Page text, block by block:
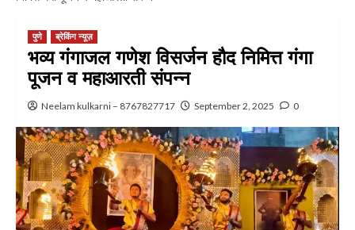
पुणे ब्रेकिंग न्यूज़
भव्य गंगाजल गणेश विसर्जन हौद निमित्त गंगा
पूजन व महाआरती संपन्न
Neelam kulkarni – 8767827717 September 2, 2025 0